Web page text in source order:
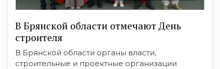
В Брянской области отмечают День
строителя
В Брянской области органы власти,
строительные и проектные организации